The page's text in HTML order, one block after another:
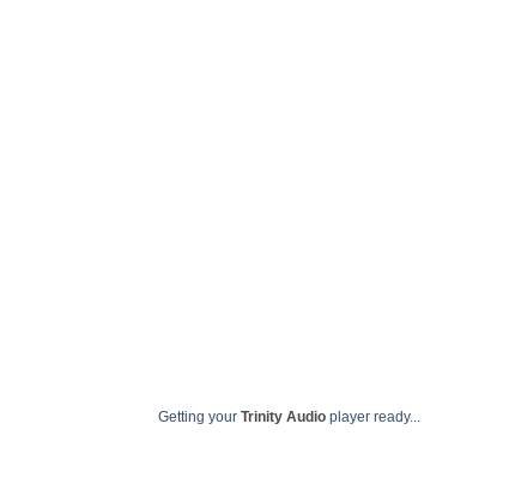
Getting your Trinity Audio player ready...